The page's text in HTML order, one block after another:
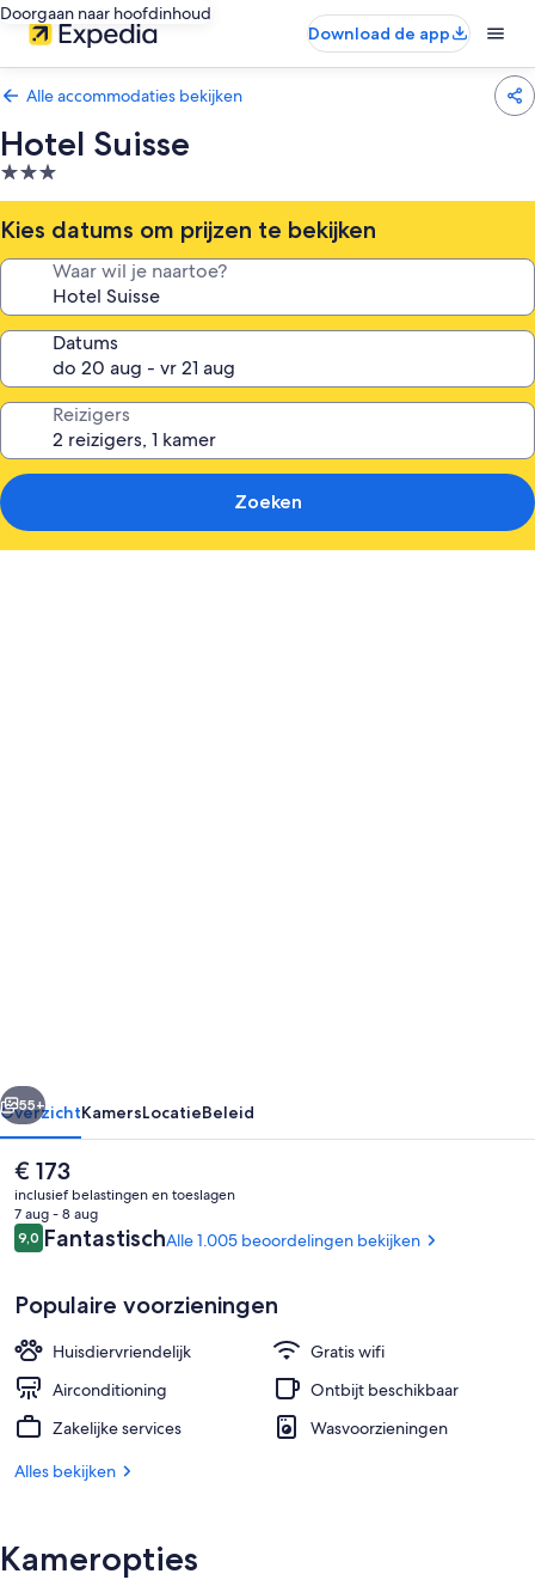
Doorgaan naar hoofdinhoud
Download de app
Alle accommodaties bekijken
Hotel Suisse
3.0-
sterrenaccommodatie
Kies datums om prijzen te bekijken
Waar wil je naartoe?
Datums
Reizigers
Zoeken
Een kluis op de kamer, een bureau,
Volgende
55+
OverzichtKamersLocatieBeleid
De
huidige
prijs
is
€ 173
€ 173
inclusief belastingen en toeslagen
7 aug - 8 aug
Beoordelingen
9,09,0 op 10 –
FantastischAlle 1.005 beoordelingen bekijken
Populaire voorzieningen
Huisdiervriendelijk
Gratis wifi
Airconditioning
Ontbijt beschikbaar
Zakelijke services
Wasvoorzieningen
Alles bekijken
Kameropties